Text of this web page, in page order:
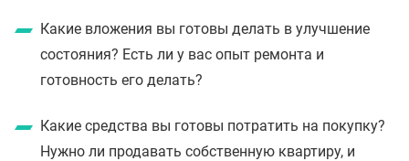
Какие вложения вы готовы делать в улучшение
состояния? Есть ли у вас опыт ремонта и
готовность его делать?
Какие средства вы готовы потратить на покупку?
Нужно ли продавать собственную квартиру, и